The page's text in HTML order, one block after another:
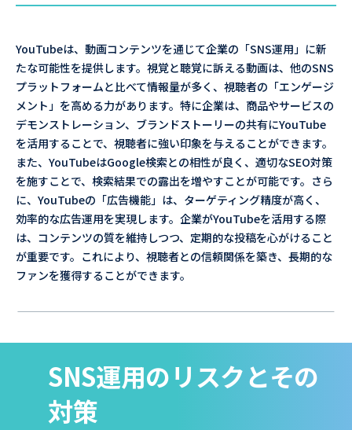
YouTubeは、動画コンテンツを通じて企業の「SNS運用」に新
たな可能性を提供します。視覚と聴覚に訴える動画は、他のSNS
プラットフォームと比べて情報量が多く、視聴者の「エンゲージ
メント」を高める力があります。特に企業は、商品やサービスの
デモンストレーション、ブランドストーリーの共有にYouTube
を活用することで、視聴者に強い印象を与えることができます。
また、YouTubeはGoogle検索との相性が良く、適切なSEO対策
を施すことで、検索結果での露出を増やすことが可能です。さら
に、YouTubeの「広告機能」は、ターゲティング精度が高く、
効率的な広告運用を実現します。企業がYouTubeを活用する際
は、コンテンツの質を維持しつつ、定期的な投稿を心がけること
が重要です。これにより、視聴者との信頼関係を築き、長期的な
ファンを獲得することができます。
SNS運用のリスクとその
対策